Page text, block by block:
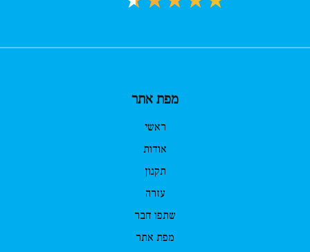
מפת אתר
ראשי
אודות
תקנון
עזרה
שתפו חבר
מפת אתר